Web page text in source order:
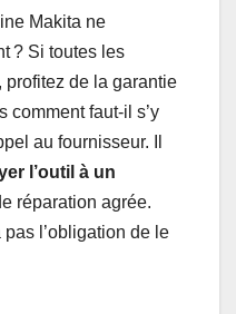
Makita ne
? Si toutes les
de la garantie
comment faut-il s’y
au fournisseur. Il
l’outil à un
réparation agrée.
pas l’obligation de le